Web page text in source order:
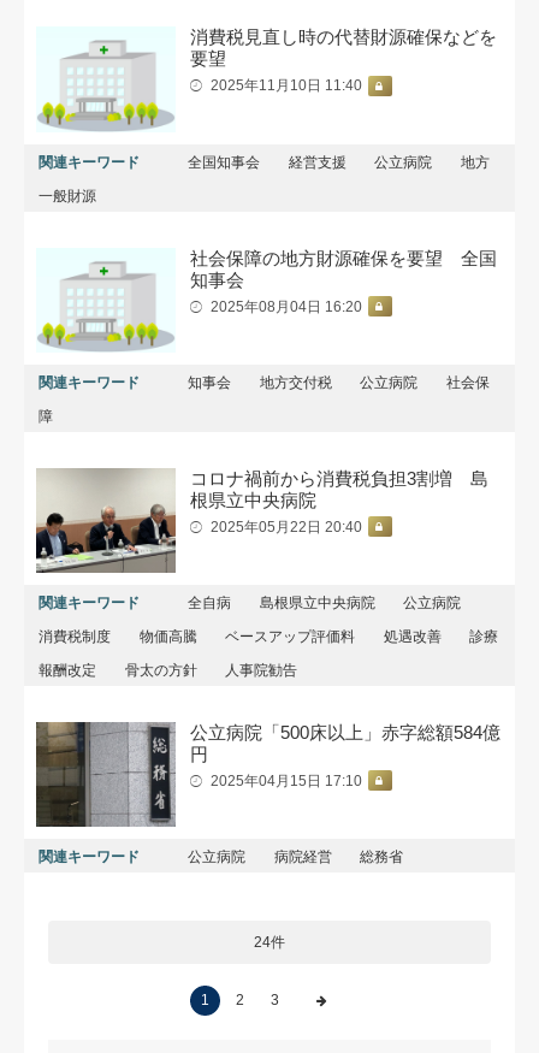
消費税見直し時の代替財源確保などを
要望
2025年11月10日 11:40
関連キーワード 全国知事会 経営支援 公立病院
地方
一般財源
社会保障の地方財源確保を要望 全国
知事会
2025年08月04日 16:20
関連キーワード 知事会 地方交付税 公立病院
社会保
障
コロナ禍前から消費税負担3割増 島
根県立中央病院
2025年05月22日 20:40
関連キーワード 全自病 島根県立中央病院
公立病院
消費税制度
物価高騰 ベースアップ評価料 処遇改善
診療
報酬改定
骨太の方針 人事院勧告
公立病院「500床以上」赤字総額584億
円
2025年04月15日 17:10
関連キーワード 公立病院 病院経営 総務省
24件
1 2 3